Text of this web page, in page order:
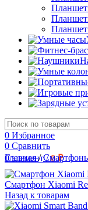
0 Избранное
0 Сравнить
0элемент / 0₽
Главная/
Смартфон Xiaomi
Назад к товарам